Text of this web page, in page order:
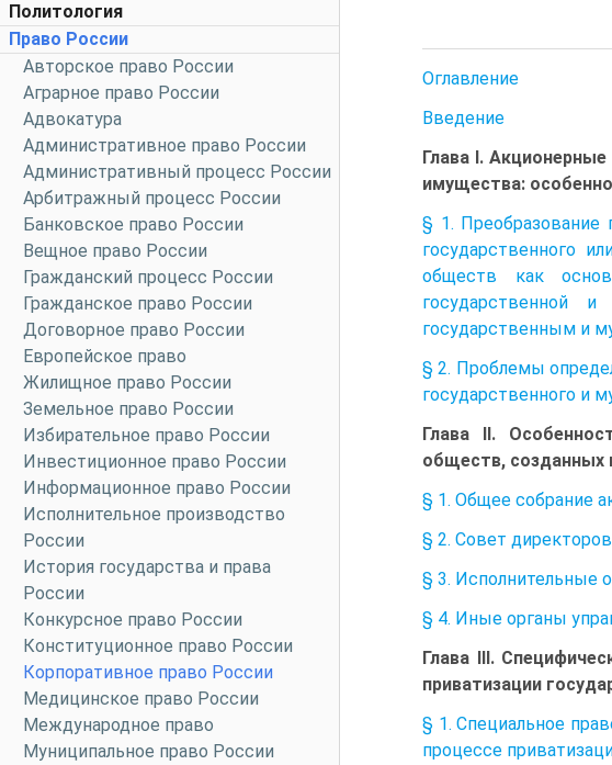
Политология
Право России
Авторское право России
Аграрное право России
Адвокатура
Административное право России
Административный процесс России
Арбитражный процесс России
Банковское право России
Вещное право России
Гражданский процесс России
Гражданское право России
Договорное право России
Европейское право
Жилищное право России
Земельное право России
Избирательное право России
Инвестиционное право России
Информационное право России
Исполнительное производство
России
История государства и права
России
Конкурсное право России
Конституционное право России
Корпоративное право России
Медицинское право России
Международное право
Муниципальное право России
Оглавление
Введение
Глава I.
имущества:
§ 1. Преобразование
государственного
обществ как
государственной
государственным и
§ 2. Проблемы
государственного и
Глава II.
обществ, созданных
§ 1. Общее собрание
§ 2. Совет
§ 3. Исполнительные
§ 4. Иные органы
Глава III.
приватизации
§ 1. Специальное
процессе